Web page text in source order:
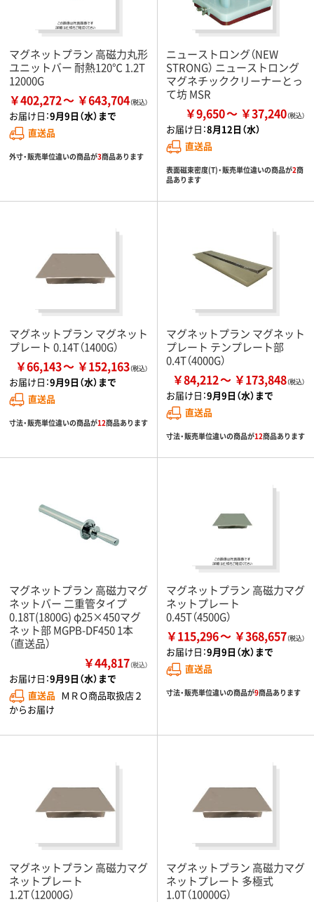
マグネットプラン 高磁力丸形
ユニットバー 耐熱120℃ 1.2T
12000G
￥402,272 ￥643,704
お届け日：9月9日（水）まで
直送品
外寸・販売単位違いの商品が3商品あります
ニューストロング（NEW
STRONG） ニューストロング
マグネチッククリーナーとっ
て坊 MSR
￥9,650 ￥37,240
お届け日：8月12日（水）
直送品
表面磁束密度(T)・販売単位違いの商品が2商
品あります
マグネットプラン マグネット
プレート 0.14T（1400G）
￥66,143 ￥152,163
お届け日：9月9日（水）まで
直送品
寸法・販売単位違いの商品が12商品あります
マグネットプラン マグネット
プレート テンプレート部
0.4T（4000G）
￥84,212 ￥173,848
お届け日：9月9日（水）まで
直送品
寸法・販売単位違いの商品が12商品あります
マグネットプラン 高磁力マグ
ネットバー 二重管タイプ
0.18T(1800G) φ25×450マグ
ネット部 MGPB-DF450 1本
（直送品）
￥44,817（税込）
お届け日：9月9日（水）まで
直送品 ＭＲＯ商品取扱店２
からお届け
マグネットプラン 高磁力マグ
ネットプレート
0.45T（4500G）
￥115,296 ￥368,657
お届け日：9月9日（水）まで
直送品
寸法・販売単位違いの商品が9商品あります
マグネットプラン 高磁力マグ
ネットプレート
1.2T（12000G）
マグネットプラン 高磁力マグ
ネットプレート 多極式
1.0T（10000G）